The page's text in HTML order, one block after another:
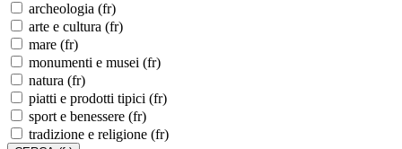
archeologia (fr)
arte e cultura (fr)
mare (fr)
monumenti e musei (fr)
natura (fr)
piatti e prodotti tipici (fr)
sport e benessere (fr)
tradizione e religione (fr)